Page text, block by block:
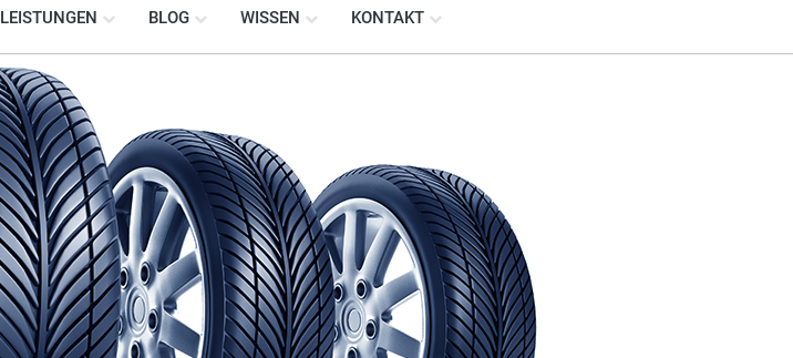
LEISTUNGEN BLOG WISSEN KONTAKT